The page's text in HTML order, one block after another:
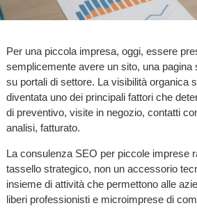
Per una piccola impresa, oggi, essere
semplicemente avere un sito, una pagina
su portali di settore. La visibilità organica
diventata uno dei principali fattori che
di preventivo, visite in negozio, contatti
analisi, fatturato.
La consulenza SEO per piccole imprese
tassello strategico, non un accessorio
insieme di attività che permettono alle
liberi professionisti e microimprese di